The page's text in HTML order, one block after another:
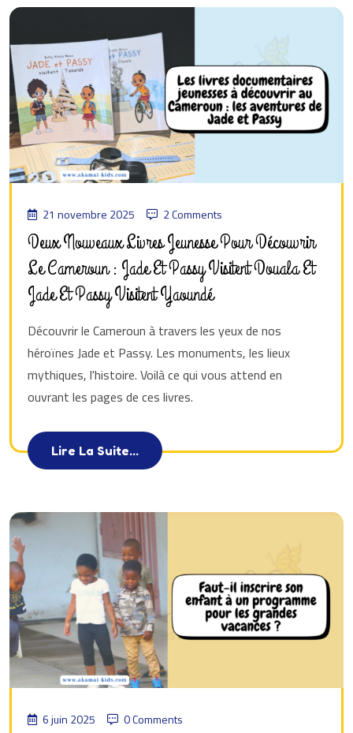
21 novembre 2025 2 Comments
Deux Nouveaux Livres Jeunesse Pour Découvrir
Le Cameroun : Jade Et Passy Visitent Douala Et
Jade Et Passy Visitent Yaoundé
Découvrir le Cameroun à travers les yeux de nos
héroïnes Jade et Passy. Les monuments, les lieux
mythiques, l'histoire. Voilà ce qui vous attend en
ouvrant les pages de ces livres.
Lire La Suite...
6 juin 2025 0 Comments